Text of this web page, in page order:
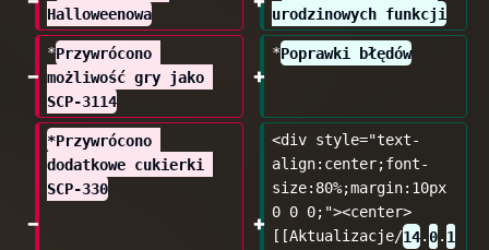
Halloweenowa
urodzinowych funkcji
*Przywrócono
możliwość gry jako
SCP-3114
*Poprawki błędów
*Przywrócono
dodatkowe cukierki
SCP-330
<div style="text-
align:center;font-
size:80%;margin:10px
0 0 0;"><center>
[[Aktualizacje/14.0. 1